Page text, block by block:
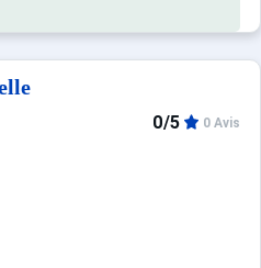
0/5 0 Avis